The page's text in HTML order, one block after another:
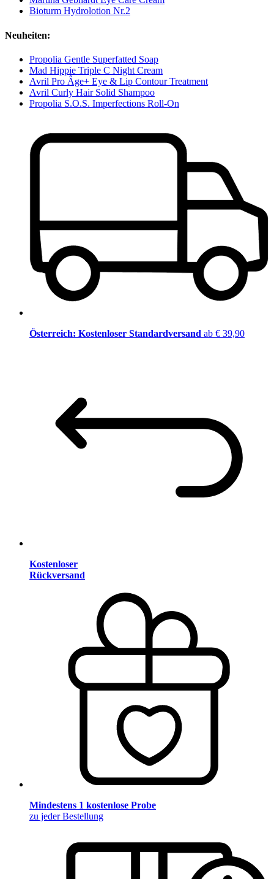
Bioturm Hydrolotion Nr.2
Neuheiten:
Propolia Gentle Superfatted Soap
Mad Hippie Triple C Night Cream
Avril Pro Âge+ Eye & Lip Contour Treatment
Avril Curly Hair Solid Shampoo
Propolia S.O.S. Imperfections Roll-On
Österreich: Kostenloser Standardversand ab € 39,90
Kostenloser
Rückversand
Mindestens 1 kostenlose Probe
zu jeder Bestellung